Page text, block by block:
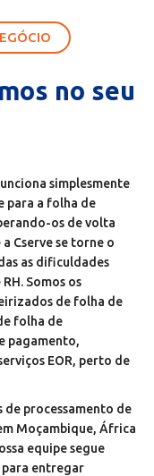
no seu
simplesmente
para a folha de
os de volta
Cserve se torne o
as dificuldades
Somos os
de folha de
folha de
pagamento,
EOR, perto de
de processamento de
Moçambique, África
equipe segue
entregar